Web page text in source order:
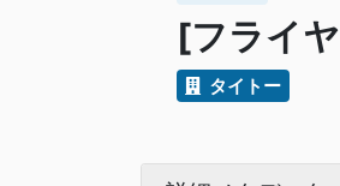
[フライ
タイトー